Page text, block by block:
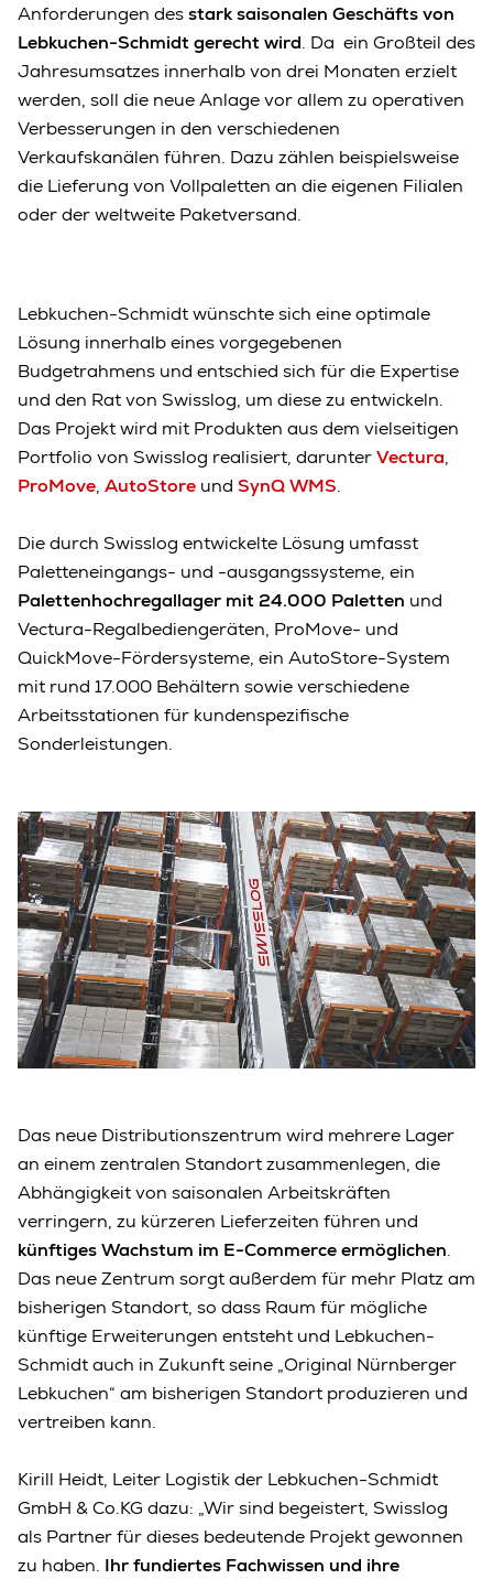
Anforderungen desstark saisonalen Geschäfts von
Lebkuchen-Schmidt gerecht wird. Da ein Großteil des
Jahresumsatzes innerhalb von drei Monaten erzielt
werden, soll die neue Anlage vor allem zu operativen
Verbesserungen in den verschiedenen
Verkaufskanälen führen. Dazu zählen beispielsweise
die Lieferung von Vollpaletten an die eigenen Filialen
oder der weltweite Paketversand.
Lebkuchen-Schmidt wünschte sich eine optimale
Lösung innerhalb eines vorgegebenen
Budgetrahmens und entschied sich für die Expertise
und den Rat von Swisslog, um diese zu entwickeln.
Das Projekt wird mit Produkten aus dem vielseitigen
Portfolio von Swisslog realisiert, darunterVectura,
ProMove, AutoStore und SynQ WMS.
Die durch Swisslog entwickelte Lösung umfasst
Paletteneingangs- und -ausgangssysteme, ein
Palettenhochregallager mit 24.000 Paletten und
Vectura-Regalbediengeräten, ProMove- und
QuickMove-Fördersysteme, ein AutoStore-System
mit rund 17.000 Behältern sowie verschiedene
Arbeitsstationen für kundenspezifische
Sonderleistungen.
Das neue Distributionszentrum wird mehrere Lager
an einem zentralen Standort zusammenlegen, die
Abhängigkeit von saisonalen Arbeitskräften
verringern, zu kürzeren Lieferzeiten führen und
künftiges Wachstum im E-Commerce ermöglichen.
Das neue Zentrum sorgt außerdem für mehr Platz am
bisherigen Standort, so dass Raum für mögliche
künftige Erweiterungen entsteht und Lebkuchen-
Schmidt auch in Zukunft seine „Original Nürnberger
Lebkuchen“ am bisherigen Standort produzieren und
vertreiben kann.
Kirill Heidt, Leiter Logistik der Lebkuchen-Schmidt
GmbH & Co.KG dazu: „Wir sind begeistert, Swisslog
als Partner für dieses bedeutende Projekt gewonnen
zu haben. Ihr fundiertes Fachwissen und ihre